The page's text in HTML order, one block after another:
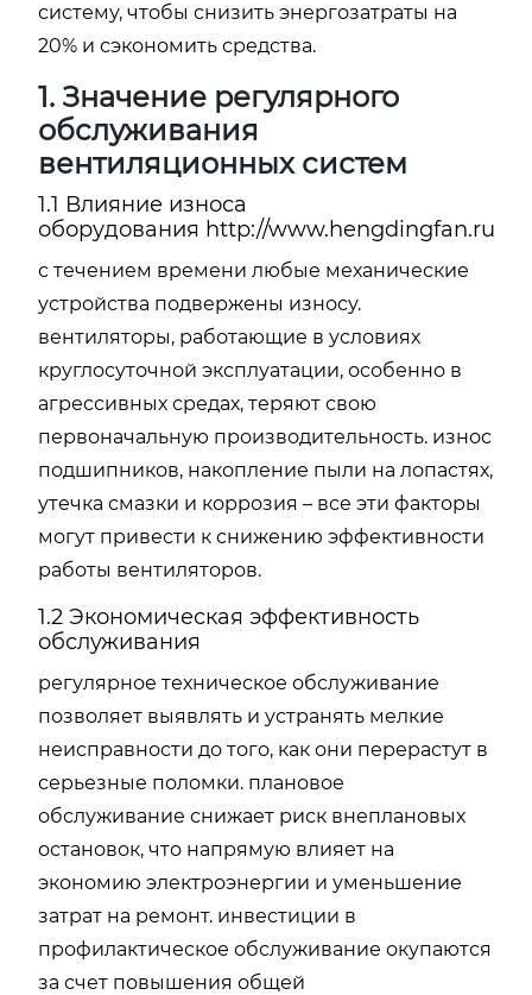
систему, чтобы снизить энергозатраты на
20% и сэкономить средства.
1. Значение регулярного
обслуживания
вентиляционных систем
1.1 Влияние износа
оборудования http://www.hengdingfan.ru
с течением времени любые механические
устройства подвержены износу.
вентиляторы, работающие в условиях
круглосуточной эксплуатации, особенно в
агрессивных средах, теряют свою
первоначальную производительность. износ
подшипников, накопление пыли на лопастях,
утечка смазки и коррозия – все эти факторы
могут привести к снижению эффективности
работы вентиляторов.
1.2 Экономическая эффективность
обслуживания
регулярное техническое обслуживание
позволяет выявлять и устранять мелкие
неисправности до того, как они перерастут в
серьезные поломки. плановое
обслуживание снижает риск внеплановых
остановок, что напрямую влияет на
экономию электроэнергии и уменьшение
затрат на ремонт. инвестиции в
профилактическое обслуживание окупаются
за счет повышения общей